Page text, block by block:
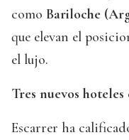
como Bariloche
que elevan el
el lujo.
Tres nuevos
Escarrer ha